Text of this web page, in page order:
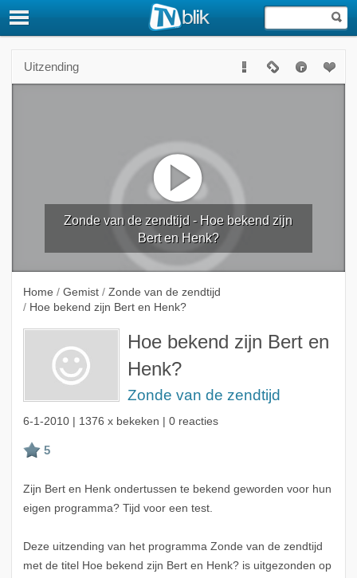
Uitzending
Zonde van de zendtijd - Hoe bekend zijn
Bert en Henk?
Home / Gemist / Zonde van de zendtijd
/ Hoe bekend zijn Bert en Henk?
Hoe bekend zijn Bert en
Henk?
Zonde van de zendtijd
6-1-2010| 1376 x bekeken | 0 reacties
Zijn Bert en Henk ondertussen te bekend geworden voor hun
eigen programma? Tijd voor een test.
Deze uitzending van het programma Zonde van de zendtijd
met de titel Hoe bekend zijn Bert en Henk? is uitgezonden op